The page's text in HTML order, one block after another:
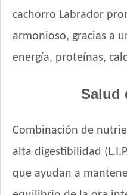
cachorro Labrador
armonioso, gracias a
energía, proteínas,
Salud
Combinación de
alta digestibilidad
que ayudan a